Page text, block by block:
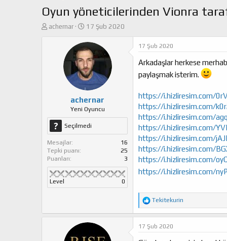
Oyun yöneticilerinden Vionra
K
a
a
n
achernar
B
ş
l
a
n
g
ı
ç
t
a
r
i
17 Şub 2020
achernar
Yeni Oyuncu
Seçilmedi
Mesajlar
16
Tepki puanı
25
Puanları
3
Level 0
17 Şub 2020
Arkadaşlar herkese
paylaşmak isterim.
https://i.hizliresim.com/
https://i.hizliresim.com/
https://i.hizliresim.com/
https://i.hizliresim.com/
https://i.hizliresim.com/
https://i.hizliresim.com/
https://i.hizliresim.com/
https://i.hizliresim.com/
T
e
p
Tekitekurin
17 Şub 2020